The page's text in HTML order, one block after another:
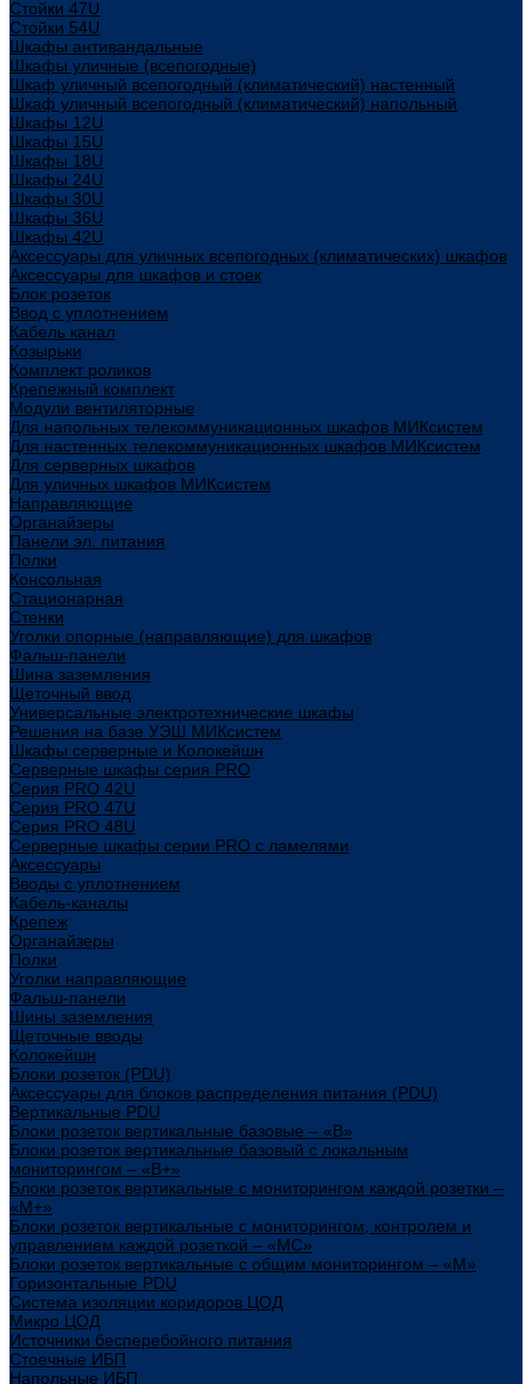
Стойки 47U
Стойки 54U
Шкафы антивандальные
Шкафы уличные (всепогодные)
Шкаф уличный всепогодный (климатический) настенный
Шкаф уличный всепогодный (климатический) напольный
Шкафы 12U
Шкафы 15U
Шкафы 18U
Шкафы 24U
Шкафы 30U
Шкафы 36U
Шкафы 42U
Аксессуары для уличных всепогодных (климатических) шкафов
Аксессуары для шкафов и стоек
Блок розеток
Ввод с уплотнением
Кабель канал
Козырьки
Комплект роликов
Крепежный комплект
Модули вентиляторные
Для напольных телекоммуникационных шкафов МИКсистем
Для настенных телекоммуникационных шкафов МИКсистем
Для серверных шкафов
Для уличных шкафов МИКсистем
Направляющие
Органайзеры
Панели эл. питания
Полки
Консольная
Стационарная
Стенки
Уголки опорные (направляющие) для шкафов
Фальш-панели
Шина заземления
Щеточный ввод
Универсальные электротехнические шкафы
Решения на базе УЭШ МИКсистем
Шкафы серверные и Колокейшн
Серверные шкафы серия PRO
Серия PRO 42U
Серия PRO 47U
Серия PRO 48U
Серверные шкафы серии PRO с ламелями
Аксессуары
Вводы с уплотнением
Кабель-каналы
Крепеж
Органайзеры
Полки
Уголки направляющие
Фальш-панели
Шины заземления
Щеточные вводы
Колокейшн
Блоки розеток (PDU)
Аксессуары для блоков распределения питания (PDU)
Вертикальные PDU
Блоки розеток вертикальные базовые – «В»
Блоки розеток вертикальные базовый с локальным
мониторингом – «В+»
Блоки розеток вертикальные с мониторингом каждой розетки –
«М+»
Блоки розеток вертикальные с мониторингом, контролем и
управлением каждой розеткой – «МС»
Блоки розеток вертикальные с общим мониторингом – «М»
Горизонтальные PDU
Система изоляции коридоров ЦОД
Микро ЦОД
Источники бесперебойного питания
Стоечные ИБП
Напольные ИБП